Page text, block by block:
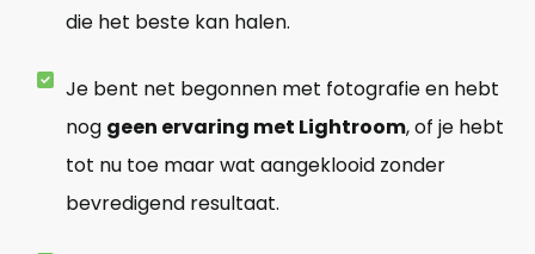
die het beste kan halen.
Je bent net begonnen met fotografie en hebt
nog geen ervaring met Lightroom, of je hebt
tot nu toe maar wat aangeklooid zonder
bevredigend resultaat.